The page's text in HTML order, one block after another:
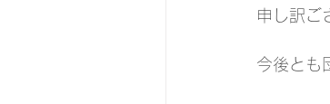
申し訳ご
今後とも